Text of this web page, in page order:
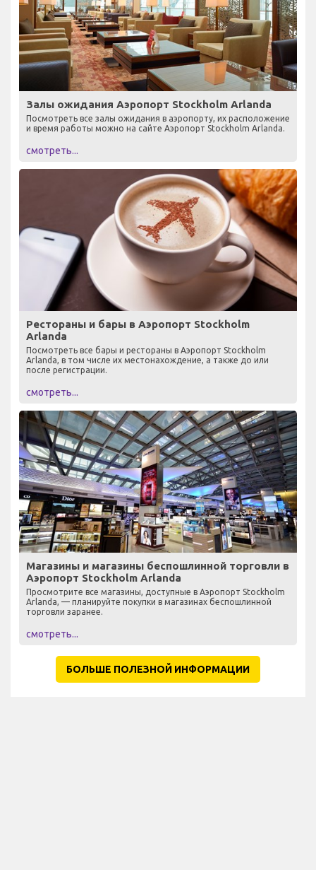
Залы ожидания Аэропорт Stockholm Arlanda
Посмотреть все залы ожидания в аэропорту, их расположение
и время работы можно на сайте Аэропорт Stockholm Arlanda.
смотреть...
Рестораны и бары в Аэропорт Stockholm
Arlanda
Посмотреть все бары и рестораны в Аэропорт Stockholm
Arlanda, в том числе их местонахождение, а также до или
после регистрации.
смотреть...
Магазины и магазины беспошлинной торговли в
Аэропорт Stockholm Arlanda
Просмотрите все магазины, доступные в Аэропорт Stockholm
Arlanda, — планируйте покупки в магазинах беспошлинной
торговли заранее.
смотреть...
БОЛЬШЕ ПОЛЕЗНОЙ ИНФОРМАЦИИ